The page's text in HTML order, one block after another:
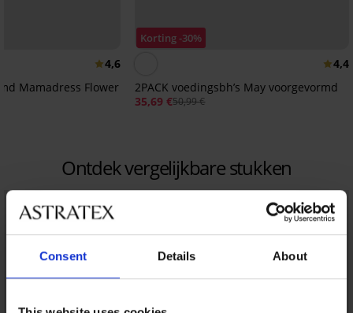
Consent Details About
4,6
Mamadress Flower
Korting -30%
4,4
2PACK voedingsbh’s May voorgevormd
35,69 €50,99 €
Ontdek vergelijkbare stukken